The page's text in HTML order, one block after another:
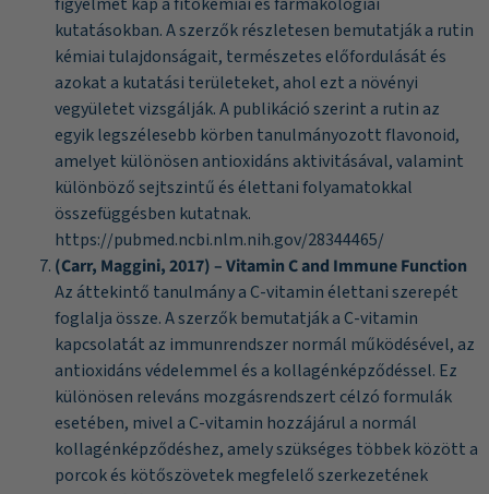
kutatásokban. A szerzők részletesen bemutatják a rutin
kémiai tulajdonságait, természetes előfordulását és
azokat a kutatási területeket, ahol ezt a növényi
vegyületet vizsgálják. A publikáció szerint a rutin az
egyik legszélesebb körben tanulmányozott flavonoid,
amelyet különösen antioxidáns aktivitásával, valamint
különböző sejtszintű és élettani folyamatokkal
összefüggésben kutatnak.
https://pubmed.ncbi.nlm.nih.gov/28344465/
(Carr, Maggini, 2017) – Vitamin C and Immune Function
Az áttekintő tanulmány a C-vitamin élettani szerepét
foglalja össze. A szerzők bemutatják a C-vitamin
kapcsolatát az immunrendszer normál működésével, az
antioxidáns védelemmel és a kollagénképződéssel. Ez
különösen releváns mozgásrendszert célzó formulák
esetében, mivel a C-vitamin hozzájárul a normál
kollagénképződéshez, amely szükséges többek között a
porcok és kötőszövetek megfelelő szerkezetének